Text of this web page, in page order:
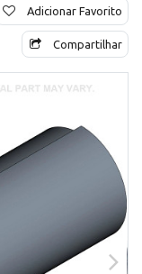
Adicionar Favorito
Compartilhar